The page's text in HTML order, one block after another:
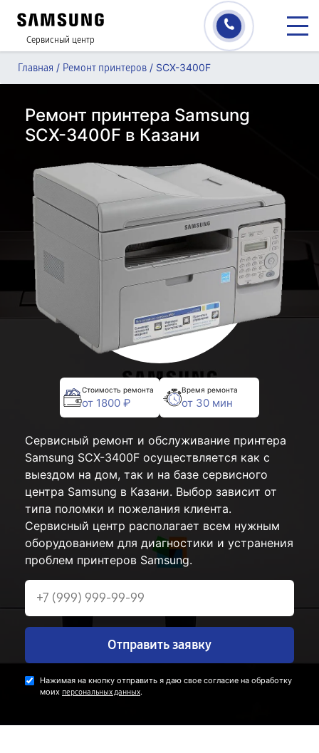
Сервисный центр
Главная / Ремонт принтеров / SCX-3400F
Ремонт принтера Samsung
SCX-3400F в Казани
Стоимость ремонта
от 1800 ₽
Время ремонта
от 30 мин
Сервисный ремонт и обслуживание принтера
Samsung SCX-3400F осуществляется как с
выездом на дом, так и на базе сервисного
центра Samsung в Казани. Выбор зависит от
типа поломки и пожелания клиента.
Сервисный центр располагает всем нужным
оборудованием для диагностики и устранения
проблем принтеров Samsung.
Отправить заявку
Нажимая на кнопку отправить я даю свое согласие на обработку
моих персональных данных.